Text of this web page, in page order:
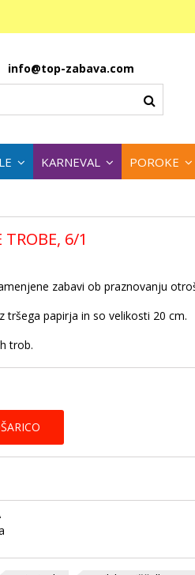
info@top-zabava.com
KARNEVAL POROKE
TROBE, 6/1
zabavi ob praznovanju
tršega papirja in so velikosti 20 cm.
trob.